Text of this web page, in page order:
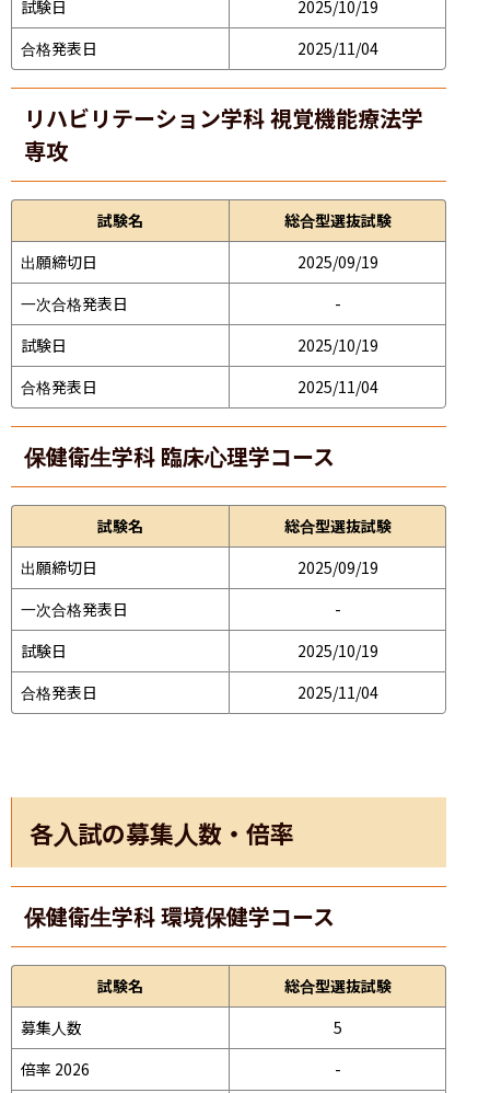
試験日
2025/10/19
合格発表日
2025/11/04
リハビリテーション学科 視覚機能療法学
専攻
試験名
総合型選抜試験
出願締切日
2025/09/19
一次合格発表日
-
試験日
2025/10/19
合格発表日
2025/11/04
保健衛生学科 臨床心理学コース
試験名
総合型選抜試験
出願締切日
2025/09/19
一次合格発表日
-
試験日
2025/10/19
合格発表日
2025/11/04
各入試の募集人数・倍率
保健衛生学科 環境保健学コース
試験名
総合型選抜試験
募集人数
5
倍率 2026
-